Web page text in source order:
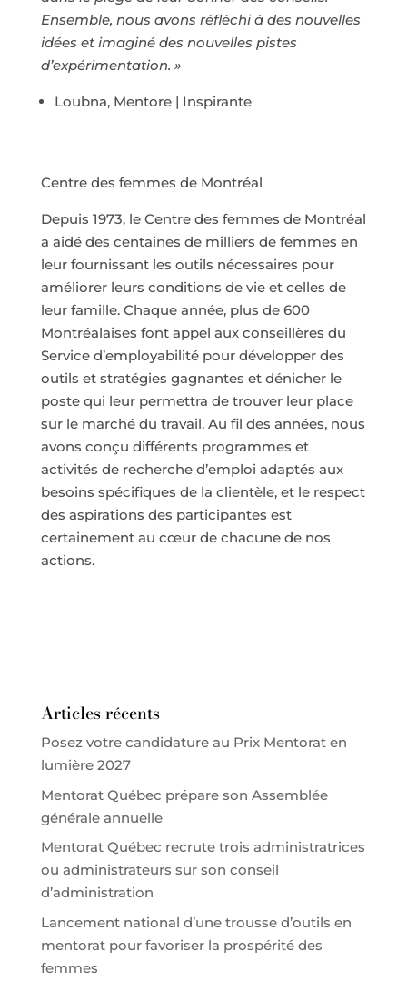
Ensemble, nous avons réfléchi à des nouvelles
idées et imaginé des nouvelles pistes
d’expérimentation. »
Loubna, Mentore | Inspirante
Centre des femmes de Montréal
Depuis 1973, le Centre des femmes de Montréal
a aidé des centaines de milliers de femmes en
leur fournissant les outils nécessaires pour
améliorer leurs conditions de vie et celles de
leur famille. Chaque année, plus de 600
Montréalaises font appel aux conseillères du
Service d’employabilité pour développer des
outils et stratégies gagnantes et dénicher le
poste qui leur permettra de trouver leur place
sur le marché du travail. Au fil des années, nous
avons conçu différents programmes et
activités de recherche d’emploi adaptés aux
besoins spécifiques de la clientèle, et le respect
des aspirations des participantes est
certainement au cœur de chacune de nos
actions.
Articles récents
Posez votre candidature au Prix Mentorat en
lumière 2027
Mentorat Québec prépare son Assemblée
générale annuelle
Mentorat Québec recrute trois administratrices
ou administrateurs sur son conseil
d’administration
Lancement national d’une trousse d’outils en
mentorat pour favoriser la prospérité des
femmes